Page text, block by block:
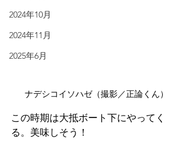
2024年10月
2024年11月
2025年6月
ナデシコイソハゼ（撮影／正論くん）
この時期は大抵ボート下にやってく
る。美味しそう！